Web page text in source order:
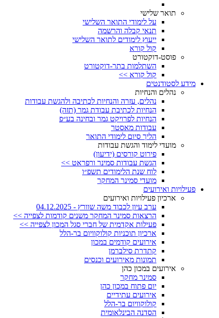
תואר שלישי
על לימודי התואר השלישי
תנאי קבלה והרשמה
ייעוץ לימודים לתואר השלישי
קול קורא
פוסט-דוקטורט
השתלמות בתר-דוקטורט
קול קורא >>
מידע לסטודנטים
נהלים והנחיות
נהלים, עזרה והנחיות לכתיבה ולהגשת עבודות
הנחיות לכתיבת עבודת גמר (תזה)
הנחיות לפרויקט גמר ובחינה בע״פ
עבודות מאסטר
הליך סיום לימודי התואר
מועדי לימוד והגשת עבודות
פירוט קורסים (ידיעון)
הגשת עבודות סמינר ורפראט >>
לוח שנת הלימודים תשפ״ו
מועדי סמינר המחקר
פעילויות ואירועים
ארכיון פעילויות ואירועים
ערב עיון לכבוד משה שוורץ - 04.12.2025
הרצאות סמינר המחקר משנים קודמות לצפייה >>
פעילות אקדמית של חברי סגל המכון לצפייה >>
ארכיון תוכניות קולוקוויום בר-הלל
אירועים קודמים במכון
קתדרת סילברמן
תמונות מאירועים וכנסים
אירועים במכון כהן
סמינר מחקר
יום פתוח במכון כהן
אירועים עתידיים
קולוקוויום בר-הלל
הסדנה הבינלאומית